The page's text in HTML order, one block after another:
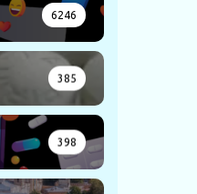
6246
385
398